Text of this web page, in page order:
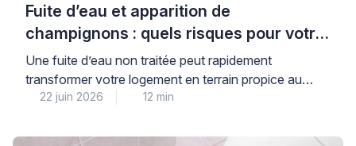
Fuite d’eau et apparition de
champignons : quels risques pour votre
logement et votre santé ?
Une fuite d’eau non traitée peut rapidement
transformer votre logement en terrain propice au
développement de champignons et moisissures,
solidité de votre habitat. Cette situation, plus
22 juin 2026 12 min